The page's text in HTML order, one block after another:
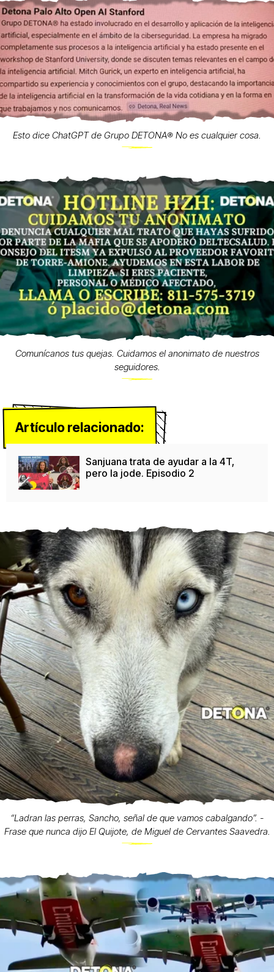
Esto dice ChatGPT de Grupo DETONA®️ No es cualquier cosa.
Comunícanos tus quejas. Cuidamos el anonimato de nuestros
seguidores.
Artículo relacionado:
Sanjuana trata de ayudar a la 4T,
pero la jode. Episodio 2
“Ladran las perras, Sancho, señal de que vamos cabalgando”. -
Frase que nunca dijo El Quijote, de Miguel de Cervantes Saavedra.